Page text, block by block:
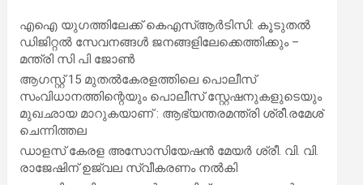
എഐ യുഗത്തിലേക്ക് കെഎസ്ആർടിസി: കൂടുതൽ
ഡിജിറ്റൽ സേവനങ്ങൾ ജനങ്ങളിലേക്കെത്തിക്കും –
മന്ത്രി സി പി ജോൺ
ആഗസ്റ്റ് 15 മുതല്‍കേരളത്തിലെ പൊലീസ്
സംവിധാനത്തിന്റെയും പൊലീസ് സ്റ്റേഷനുകളുടെയും
മുഖഛായ മാറുകയാണ് : ആഭ്യന്തരമന്ത്രി ശ്രീ.രമേശ്
ചെന്നിത്തല
ഡാളസ് കേരള അസോസിയേഷൻ മേയർ ശ്രീ. വി. വി.
രാജേഷിന് ഉജ്വല സ്വീകരണം നൽകി